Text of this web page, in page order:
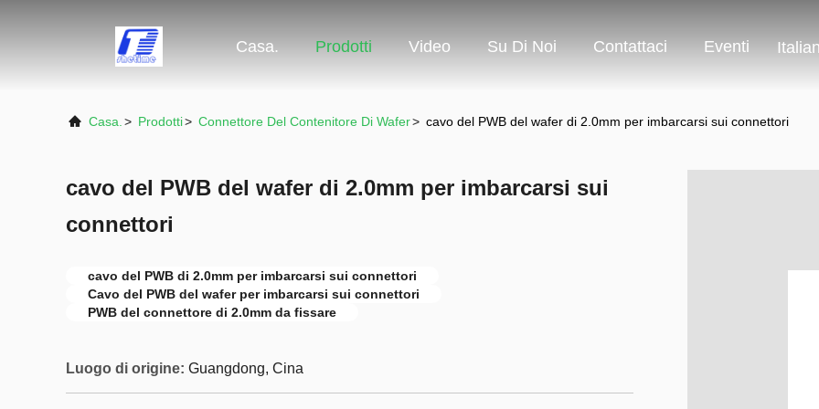
Casa. Prodotti Video Su Di Noi Contattaci Eventi
Casa. > Prodotti> Connettore Del Contenitore Di Wafer> cavo del PWB del wafer di 2.0mm per imbarcarsi sui connettori
cavo del PWB del wafer di 2.0mm per imbarcarsi sui
connettori
cavo del PWB di 2.0mm per imbarcarsi sui connettori
Cavo del PWB del wafer per imbarcarsi sui connettori
PWB del connettore di 2.0mm da fissare
Luogo di origine: Guangdong, Cina